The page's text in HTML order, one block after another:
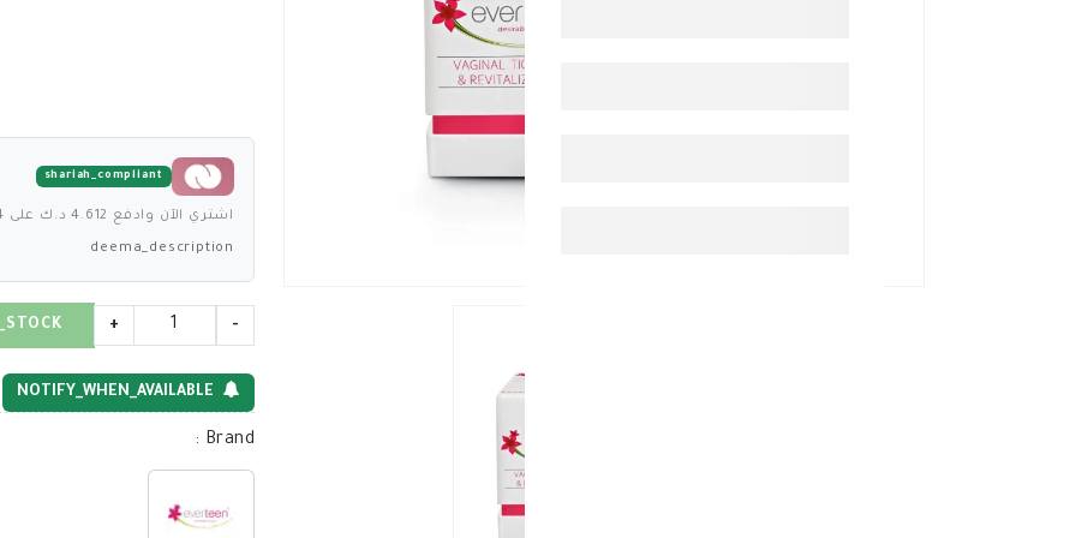
shariah_compliant
اشتري الآن وادفع 4.612 د.ك على 4 دفعات بدون فوائد
deema_description
-
+
NOTIFY_WHEN_AVAILABLE
Brand
: